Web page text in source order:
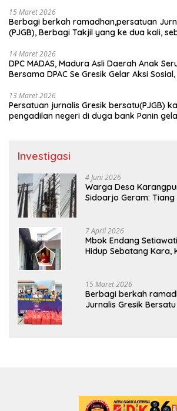
15 Maret 2026
Berbagi berkah ramadhan,persatuan
(PJGB), Berbagi Takjil yang ke dua kali,
14 Maret 2026
DPC MADAS, Madura Asli Daerah Anak
Bersama DPAC Se Gresik Gelar Aksi
13 Maret 2026
Persatuan jurnalis Gresik bersatu(PJGB)
pengadilan negeri di duga bank Panin
Investigasi
4 Juni 2026
Warga Desa
Sidoarjo Geram:
7 April 2026
Mbok Endang
Hidup Sebatang Kara,
15 Maret 2026
Berbagi berkah
Jurnalis Gresik